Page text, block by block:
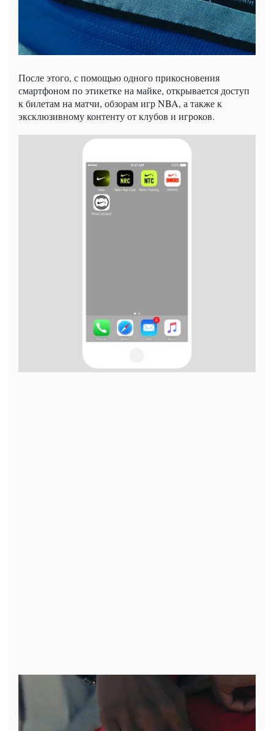
После этого, с помощью одного прикосновения
смартфоном по этикетке на майке, открывается доступ
к билетам на матчи, обзорам игр NBA, а также к
эксклюзивному контенту от клубов и игроков.